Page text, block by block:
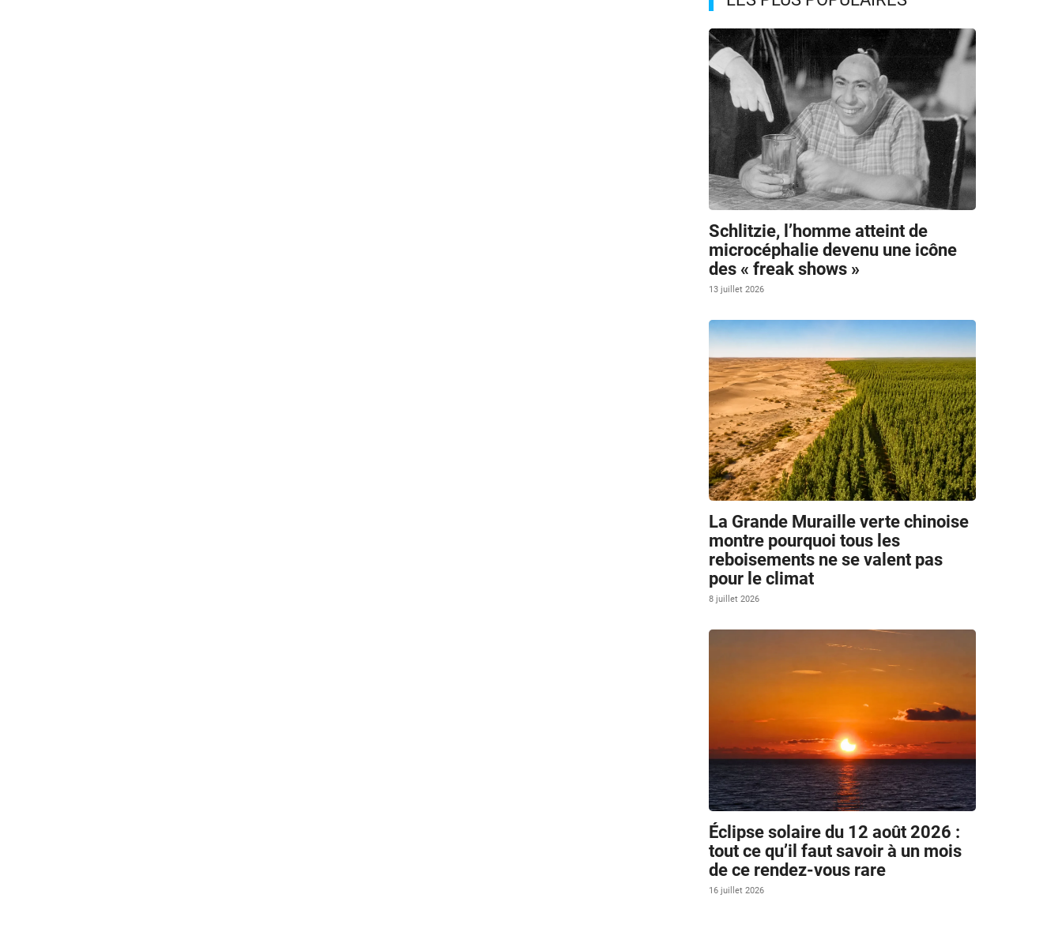
Schlitzie, l’homme atteint de
microcéphalie devenu une icône
des « freak shows »
13 juillet 2026
La Grande Muraille verte chinoise
montre pourquoi tous les
reboisements ne se valent pas
pour le climat
8 juillet 2026
Éclipse solaire du 12 août 2026 :
tout ce qu’il faut savoir à un mois
de ce rendez-vous rare
16 juillet 2026